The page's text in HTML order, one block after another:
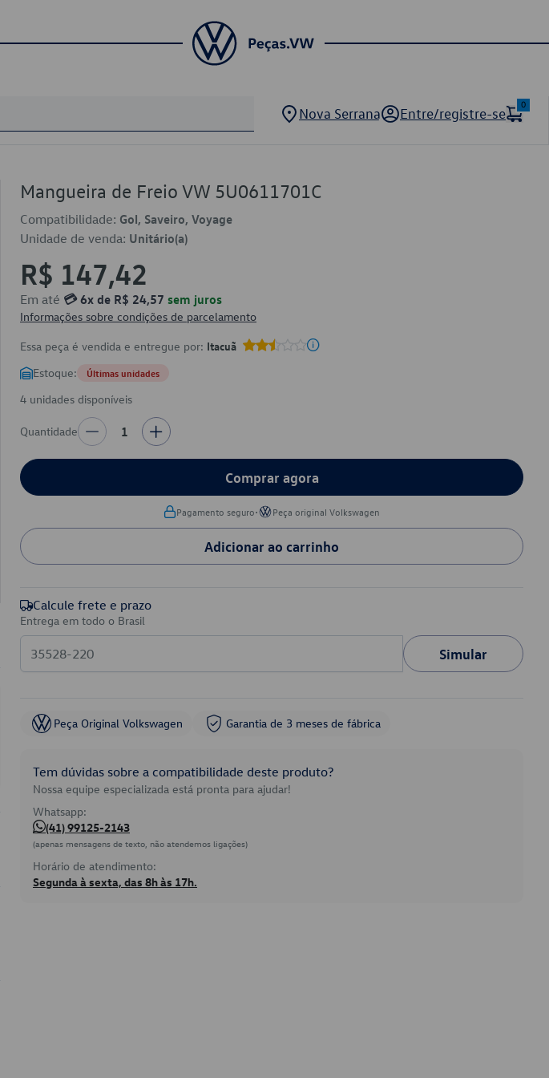
Nova Serrana Entre/registre-se
0
Mangueira de Freio VW 5U0611701C
Compatibilidade: Gol, Saveiro, Voyage
Unidade de venda: Unitário(a)
R$ 147,42
Em até 💳 6x de R$ 24,57 sem juros
Informações sobre condições de parcelamento
Essa peça é vendida e entregue por: Itacuã
Estoque: Últimas unidades
4 unidades disponíveis
Quantidade 1
Comprar agora
Pagamento seguro• Peça original Volkswagen
Adicionar ao carrinho
Calcule frete e prazo
Entrega em todo o Brasil
Simular
Peça Original Volkswagen Garantia de 3 meses de fábrica
Tem dúvidas sobre a compatibilidade deste produto?
Nossa equipe especializada está pronta para ajudar!
Whatsapp:
(41) 99125-2143
(apenas mensagens de texto, não atendemos ligações)
Horário de atendimento:
Segunda à sexta, das 8h às 17h.